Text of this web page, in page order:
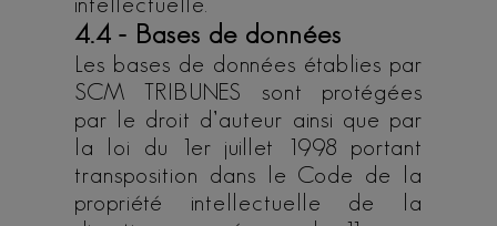
4.4 - Bases de données
Les bases de données établies par
SCM TRIBUNES sont protégées
par le droit d’auteur ainsi que par
la loi du 1er juillet 1998 portant
transposition dans le Code de la
propriété intellectuelle de la